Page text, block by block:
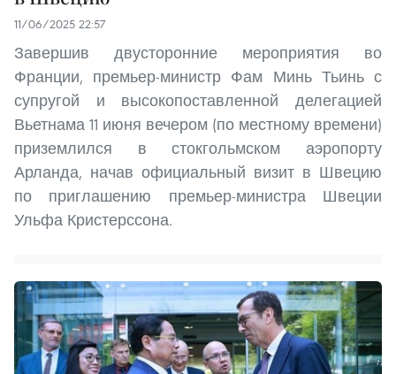
11/06/2025 22:57
Завершив двусторонние мероприятия во
Франции, премьер-министр Фам Минь Тьинь с
супругой и высокопоставленной делегацией
Вьетнама 11 июня вечером (по местному времени)
приземлился в стокгольмском аэропорту
Арланда, начав официальный визит в Швецию
по приглашению премьер-министра Швеции
Ульфа Кристерссона.